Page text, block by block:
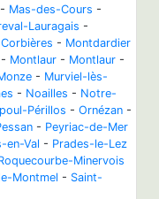
- Mas-des-Cours -
Lauragais -
- Montdardier
- Montlaur - Montlaur -
- Murviel-lès-
- Noailles - Notre-
Périllos - Ornézan -
- Peyriac-de-Mer
en-Val - Prades-le-Lez
Minervois
Montmel - Saint-